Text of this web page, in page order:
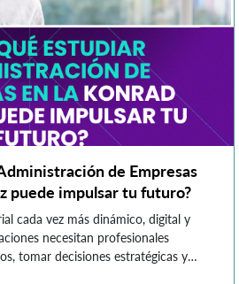
de Empresas
puede impulsar tu futuro?
cada vez más dinámico, digital y
necesitan profesionales
tomar decisiones estratégicas y